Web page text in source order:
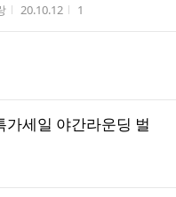
자 작성시간
20.10.12 조회수
1
세일 야간라운딩 벌